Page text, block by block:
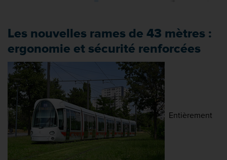
Les nouvelles rames de 43 mètres :
ergonomie et sécurité renforcées
Entièrement